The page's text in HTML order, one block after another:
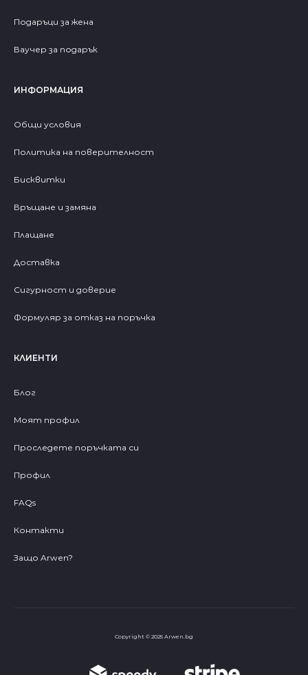
Подаръци за жена
Ваучер за подарък
ИНФОРМАЦИЯ
Общи условия
Политика на поверителност
Бисквитки
Връщане и замяна
Плащане
Доставка
Сигурност и доверие
Формуляр за отказ на поръчка
КЛИЕНТИ
Блог
Моят профил
Проследете поръчката си
Профил
FAQs
Контакти
Защо Arwen?
Copyright © 2025 Arwen.bg